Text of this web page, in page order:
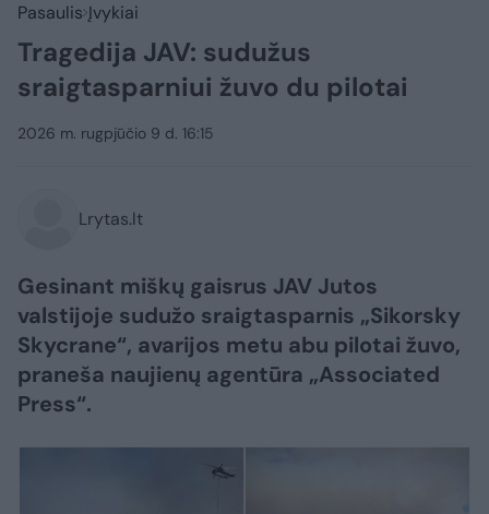
Pasaulis Įvykiai
Tragedija JAV: sudužus
sraigtasparniui žuvo du pilotai
2026 m. rugpjūčio 9 d. 16:15
Lrytas.lt
Gesinant miškų gaisrus JAV Jutos
valstijoje sudužo sraigtasparnis „Sikorsky
Skycrane“, avarijos metu abu pilotai žuvo,
praneša naujienų agentūra „Associated
Press“.